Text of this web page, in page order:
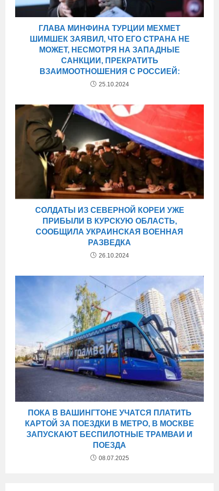
ГЛАВА МИНФИНА ТУРЦИИ МЕХМЕТ
ШИМШЕК ЗАЯВИЛ, ЧТО ЕГО СТРАНА НЕ
МОЖЕТ, НЕСМОТРЯ НА ЗАПАДНЫЕ
САНКЦИИ, ПРЕКРАТИТЬ
ВЗАИМООТНОШЕНИЯ С РОССИЕЙ:
25.10.2024
СОЛДАТЫ ИЗ СЕВЕРНОЙ КОРЕИ УЖЕ
ПРИБЫЛИ В КУРСКУЮ ОБЛАСТЬ,
СООБЩИЛА УКРАИНСКАЯ ВОЕННАЯ
РАЗВЕДКА
26.10.2024
ПОКА В ВАШИНГТОНЕ УЧАТСЯ ПЛАТИТЬ
КАРТОЙ ЗА ПОЕЗДКИ В МЕТРО, В МОСКВЕ
ЗАПУСКАЮТ БЕСПИЛОТНЫЕ ТРАМВАИ И
ПОЕЗДА
08.07.2025